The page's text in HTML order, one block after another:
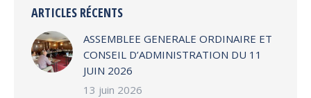
ARTICLES RÉCENTS
ASSEMBLEE GENERALE ORDINAIRE ET
CONSEIL D’ADMINISTRATION DU 11
JUIN 2026
13 juin 2026